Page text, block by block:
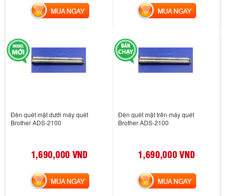
MUA NGAY MUA NGAY
Đèn quét mặt dưới máy quét
Brother ADS-2100
1,690,000 VND
MUA NGAY
Đèn quét mặt trên máy quét
Brother ADS-2100
1,690,000 VND
MUA NGAY